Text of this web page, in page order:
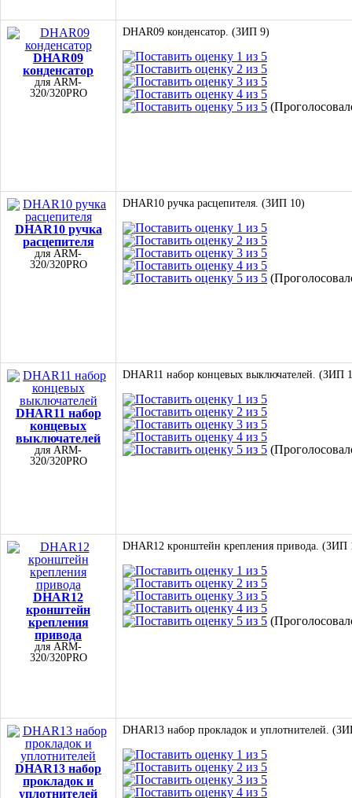
DHAR09
конденсатор
для ARM-
320/320PRO
DHAR09 конденсатор. (ЗИП 9)
DHAR10 ручка
расцепителя
для ARM-
320/320PRO
DHAR10 ручка расцепителя. (ЗИП 10)
DHAR11 набор
концевых
выключателей
для ARM-
320/320PRO
DHAR11 набор концевых выключателей. (ЗИП
DHAR12
кронштейн
крепления
привода
для ARM-
320/320PRO
DHAR12 кронштейн крепления привода. (ЗИП
DHAR13 набор
прокладок и
уплотнителей
DHAR13 набор прокладок и уплотнителей.